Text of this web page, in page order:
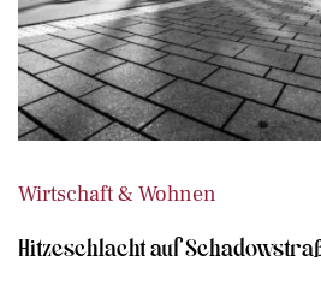
Wirtschaft & Wohnen
Hitzeschlacht auf